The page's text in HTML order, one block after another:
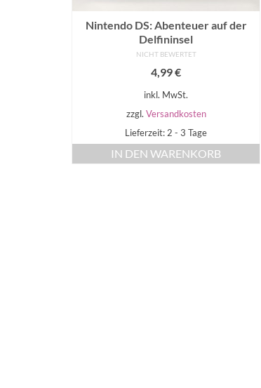
Nintendo DS: Abenteuer auf der
Delfininsel
NICHT BEWERTET
4,99€
inkl. MwSt.
zzgl. Versandkosten
Lieferzeit: 2 - 3 Tage
IN DEN WARENKORB